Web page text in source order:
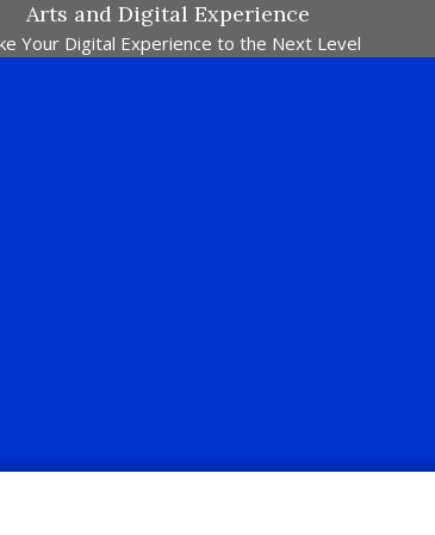
Arts and Digital Experience
Your Digital Experience to the Next Level
Dalam Satu Laman. Pick Your Passion !!